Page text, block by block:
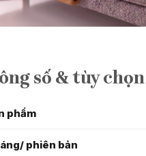
số & tùy
phẩm
phiên bản